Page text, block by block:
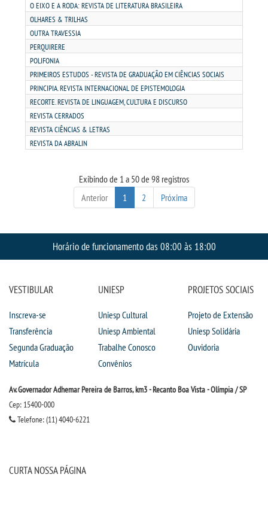
PORTAL DE PROFESSORES/ACADÊMICO
UNIESP
CONTATO
IMPRENSA
TRABALHE CONOSCO
O EIXO E A RODA: REVISTA DE LITERATURA BRASILEIRA
OLHARES & TRILHAS
OUTRA TRAVESSIA
PERQUIRERE
POLIFONIA
PRIMEIROS ESTUDOS - REVISTA DE GRADUAÇÃO EM CIÊNCIAS SOCIAIS
PRINCIPIA. REVISTA INTERNACIONAL DE EPISTEMOLOGIA
RECORTE. REVISTA DE LINGUAGEM, CULTURA E DISCURSO
REVISTA CERRADOS
REVISTA CIÊNCIAS & LETRAS
REVISTA DA ABRALIN
Exibindo de 1 a 50 de 98 registros
Anterior
1 2 Próxima
Horário de funcionamento das 08:00 às 18:00
VESTIBULAR
Inscreva-se
Transferência
Segunda Graduação
Matrícula
UNIESP
Uniesp Cultural
Uniesp Ambiental
Trabalhe Conosco
Convênios
PROJETOS SOCIAIS
Projeto de Extensão
Uniesp Solidária
Ouvidoria
Av. Governador Adhemar Pereira de Barros, km3 - Recanto Boa Vista - Olímpia / SP
Cep: 15400-000
Telefone: (11) 4040-6221
CURTA NOSSA PÁGINA